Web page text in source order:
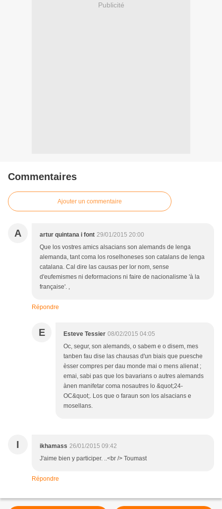
Publicité
Commentaires
Ajouter un commentaire
A artur quintana i font 29/01/2015 20:00
Que los vostres amics alsacians son alemands de lenga
alemanda, tant coma los roselhoneses son catalans de lenga
catalana. Cal dire las causas per lor nom, sense
d'eufemismes ni deformacions ni faire de nacionalisme 'à la
française'. ,
Répondre
E Esteve Tessier 08/02/2015 04:05
Oc, segur, son alemands, o sabem e o disem, mes
tanben fau dise las chausas d'un biais que puesche
èsser compres per dau monde mai o mens alienat ;
emai, sabi pas que los bavarians o autres alemands
ànen manifetar coma nosautres lo &quot;24-
OC&quot;. Los que o faraun son los alsacians e
mosellans.
I ikhamass 26/01/2015 09:42
J'aime bien y participer. ..<br /> Toumast
Répondre